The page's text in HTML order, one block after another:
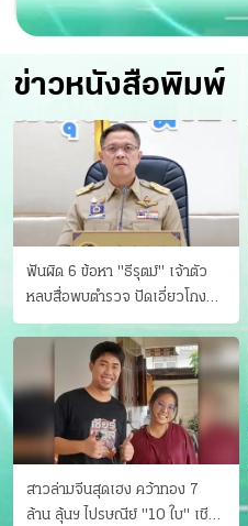
ข่าวหนังสือพิมพ์
ฟันผิด 6 ข้อหา "ธีรุตม์" เจ้าตัว
หลบสื่อพบตำรวจ ปัดเอี่ยวโกง
สอบท้องถิ่น จ่อบี้รํ่ารวยมากปกติ
สาวล่ามจีนสุดเฮง คว้าทอง 7
ล้าน ลุ้นฯ ไปรษณีย์ "10 ใบ" เชียร์